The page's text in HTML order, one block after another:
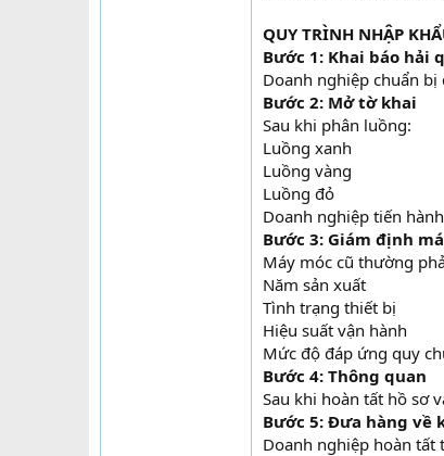
QUY TRÌNH NHẬP
Bước 1: Khai báo hải
Doanh nghiệp chuẩn bị
Bước 2: Mở tờ khai
Sau khi phân luồng:
Luồng xanh
Luồng vàng
Luồng đỏ
Doanh nghiệp tiến
Bước 3: Giám định
Máy móc cũ thường
Năm sản xuất
Tình trạng thiết bị
Hiệu suất vận hành
Mức độ đáp ứng quy
Bước 4: Thông quan
Sau khi hoàn tất hồ sơ
Bước 5: Đưa hàng về
Doanh nghiệp hoàn tất